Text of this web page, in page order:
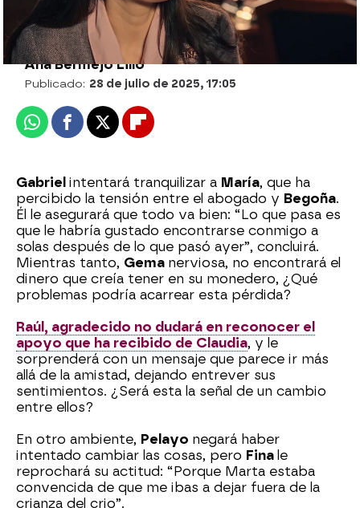
Hannah Cordero |
Ana Bermejo Lillo
Publicado: 28 de julio de 2025, 17:05
WhatsappFacebook
X Flipboard
Gabriel intentará tranquilizar a María, que ha
percibido la tensión entre el abogado y Begoña.
Él le asegurará que todo va bien: “Lo que pasa es
que le habría gustado encontrarse conmigo a
solas después de lo que pasó ayer”, concluirá.
Mientras tanto, Gema nerviosa, no encontrará el
dinero que creía tener en su monedero, ¿Qué
problemas podría acarrear esta pérdida?
Raúl, agradecido no dudará en reconocer el
apoyo que ha recibido de Claudia, y le
sorprenderá con un mensaje que parece ir más
allá de la amistad, dejando entrever sus
sentimientos. ¿Será esta la señal de un cambio
entre ellos?
En otro ambiente, Pelayo negará haber
intentado cambiar las cosas, pero Fina le
reprochará su actitud: “Porque Marta estaba
convencida de que me ibas a dejar fuera de la
crianza del crio”.